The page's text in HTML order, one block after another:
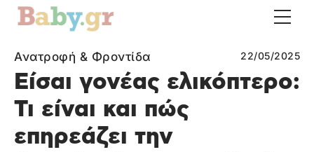
Ανατροφή & Φροντίδα 22/05/2025
Είσαι γονέας ελικόπτερο:
Τι είναι και πώς
επηρεάζει την